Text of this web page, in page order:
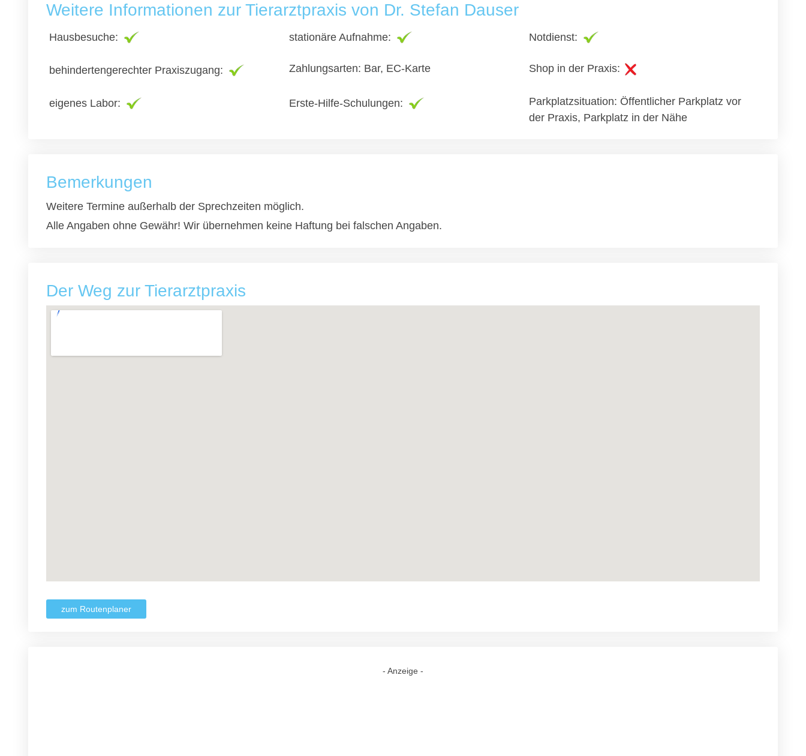
Weitere Informationen zur Tierarztpraxis von Dr. Stefan Dauser
Hausbesuche: stationäre Aufnahme: Notdienst:
behindertengerechter Praxiszugang: Zahlungsarten: Bar, EC-Karte Shop in der Praxis:
eigenes Labor: Erste-Hilfe-Schulungen:
Parkplatzsituation: Öffentlicher Parkplatz vor
der Praxis, Parkplatz in der Nähe
Bemerkungen
Weitere Termine außerhalb der Sprechzeiten möglich.
Alle Angaben ohne Gewähr! Wir übernehmen keine Haftung bei falschen Angaben.
Der Weg zur Tierarztpraxis
zum Routenplaner
- Anzeige -